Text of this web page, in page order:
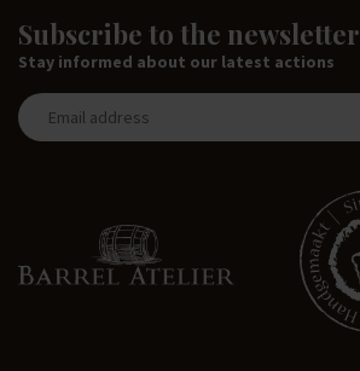
Subscribe to the newsletter
Stay informed about our latest actions